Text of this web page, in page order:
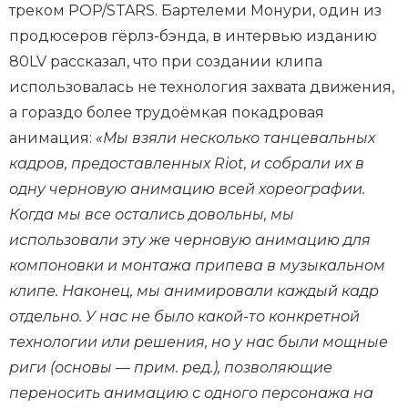
треком POP/STARS. Бартелеми Монури, один из
продюсеров гёрлз-бэнда, в интервью изданию
80LV рассказал, что при создании клипа
использовалась не технология захвата движения,
а гораздо более трудоёмкая покадровая
анимация: «Мы взяли несколько танцевальных
кадров, предоставленных Riot, и собрали их в
одну черновую анимацию всей хореографии.
Когда мы все остались довольны, мы
использовали эту же черновую анимацию для
компоновки и монтажа припева в музыкальном
клипе. Наконец, мы анимировали каждый кадр
отдельно. У нас не было какой-то конкретной
технологии или решения, но у нас были мощные
риги (основы — прим. ред.), позволяющие
переносить анимацию с одного персонажа на